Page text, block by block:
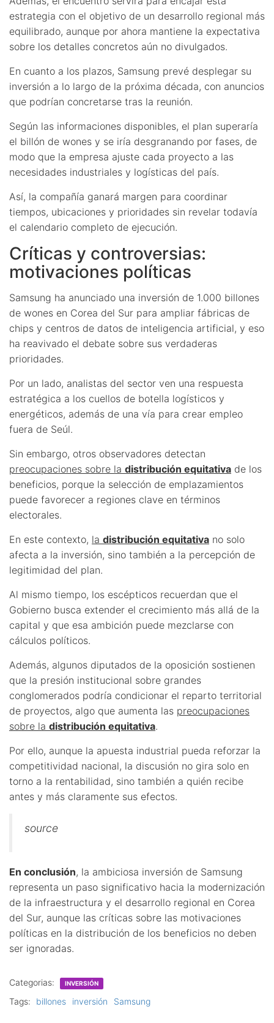
estrategia con el objetivo de un desarrollo regional más
equilibrado, aunque por ahora mantiene la expectativa
sobre los detalles concretos aún no divulgados.
En cuanto a los plazos, Samsung prevé desplegar su
inversión a lo largo de la próxima década, con anuncios
que podrían concretarse tras la reunión.
Según las informaciones disponibles, el plan superaría
el billón de wones y se iría desgranando por fases, de
modo que la empresa ajuste cada proyecto a las
necesidades industriales y logísticas del país.
Así, la compañía ganará margen para coordinar
tiempos, ubicaciones y prioridades sin revelar todavía
el calendario completo de ejecución.
Críticas y controversias:
motivaciones políticas
Samsung ha anunciado una inversión de 1.000 billones
de wones en Corea del Sur para ampliar fábricas de
chips y centros de datos de inteligencia artificial, y eso
ha reavivado el debate sobre sus verdaderas
prioridades.
Por un lado, analistas del sector ven una respuesta
estratégica a los cuellos de botella logísticos y
energéticos, además de una vía para crear empleo
fuera de Seúl.
Sin embargo, otros observadores detectan
preocupaciones sobre la distribución equitativa de los
beneficios, porque la selección de emplazamientos
puede favorecer a regiones clave en términos
electorales.
En este contexto, la distribución equitativa no solo
afecta a la inversión, sino también a la percepción de
legitimidad del plan.
Al mismo tiempo, los escépticos recuerdan que el
Gobierno busca extender el crecimiento más allá de la
capital y que esa ambición puede mezclarse con
cálculos políticos.
Además, algunos diputados de la oposición sostienen
que la presión institucional sobre grandes
conglomerados podría condicionar el reparto territorial
de proyectos, algo que aumenta las preocupaciones
sobre la distribución equitativa.
Por ello, aunque la apuesta industrial pueda reforzar la
competitividad nacional, la discusión no gira solo en
torno a la rentabilidad, sino también a quién recibe
antes y más claramente sus efectos.
source
En conclusión, la ambiciosa inversión de Samsung
representa un paso significativo hacia la modernización
de la infraestructura y el desarrollo regional en Corea
del Sur, aunque las críticas sobre las motivaciones
políticas en la distribución de los beneficios no deben
ser ignoradas.
Categorias: INVERSIÓN
Tags: billones inversión Samsung